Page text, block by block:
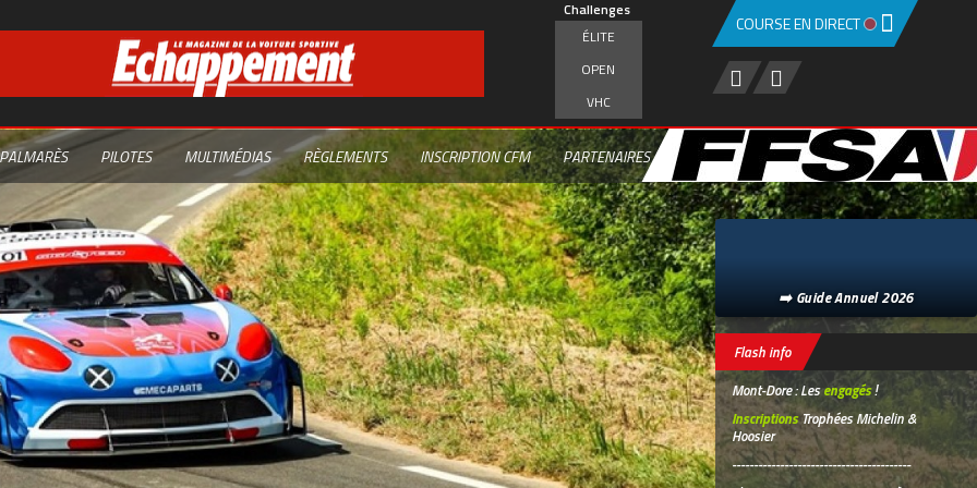
Challenges
ÉLITE
OPEN
VHC
PILOTES MULTIMÉDIAS RÈGLEMENTS INSCRIPTION CFM PARTENAIRES
COURSE EN DIRECT
➡️ Guide Annuel 2026
Flash info
Mont-Dore : Lesengagés!
InscriptionsTrophées Michelin &
Hoosier
-----------------------------------------